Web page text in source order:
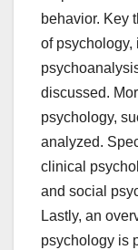
behavior. Key
of psychology,
discussed.
psychology,
analyzed.
clinical
and social
Lastly, an
psychology is